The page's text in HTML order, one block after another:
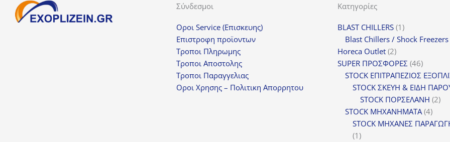
Σύνδεσμοι
Οροι Service (Επισκευης)
Επιστροφη προϊοντων
Τροποι Πληρωμης
Τροποι Αποστολης
Τροποι Παραγγελιας
Οροι Χρησης – Πολιτικη Απορρητου
Κατηγορίες
BLAST CHILLERS 11
προϊόν
Blast Chillers / Shock Freezers
Horeca Outlet 22
προϊόντα
SUPER ΠΡΟΣΦΟΡΕΣ 4646
STOCK ΕΠΙΤΡΑΠΕΖΙΟΣ
STOCK ΣΚΕΥΗ & ΕΙΔΗ
STOCK ΠΟΡΣΕΛΑΝΗ 22
STOCK ΜΗΧΑΝΗΜΑΤΑ 44
STOCK ΜΗΧΑΝΕΣ
11